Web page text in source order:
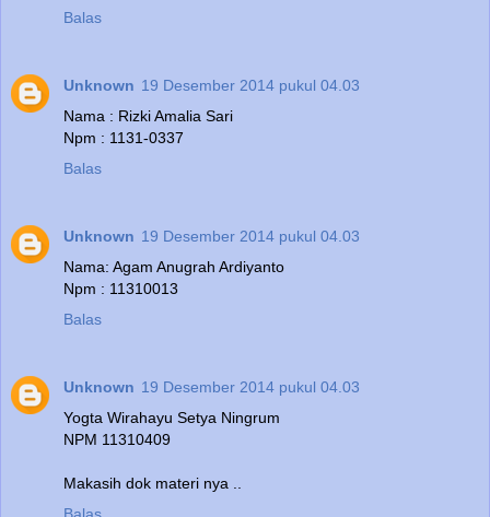
Balas
Unknown 19 Desember 2014 pukul 04.03
Nama : Rizki Amalia Sari
Npm : 1131-0337
Balas
Unknown 19 Desember 2014 pukul 04.03
Nama: Agam Anugrah Ardiyanto
Npm : 11310013
Balas
Unknown 19 Desember 2014 pukul 04.03
Yogta Wirahayu Setya Ningrum
NPM 11310409
Makasih dok materi nya ..